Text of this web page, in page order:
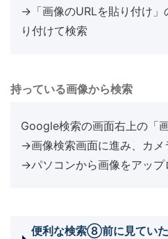
→「画像のURLを貼り付け」
り付けて検索
持っている画像から検索
Google検索の画面右上の「
→画像検索画面に進み、カメ
→パソコンから画像をアップ
便利な検索⑧前に見てい